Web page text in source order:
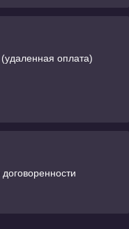
оплата)